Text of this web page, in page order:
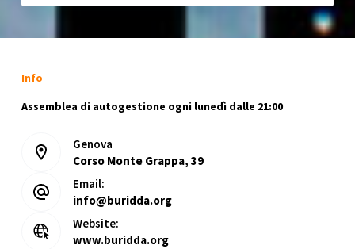
Info
Assemblea di autogestione ogni lunedì dalle 21:00
Genova
Corso Monte Grappa, 39
Email:
info@buridda.org
Website:
www.buridda.org